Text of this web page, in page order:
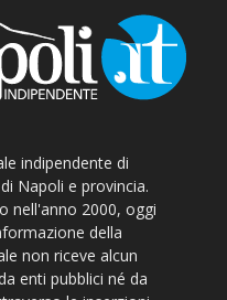
indipendente di
Napoli e provincia.
nell'anno 2000, oggi
della
non riceve alcun
enti pubblici né da